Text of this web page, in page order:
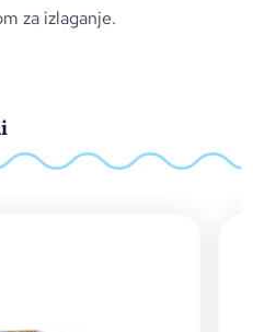
za izlaganje.